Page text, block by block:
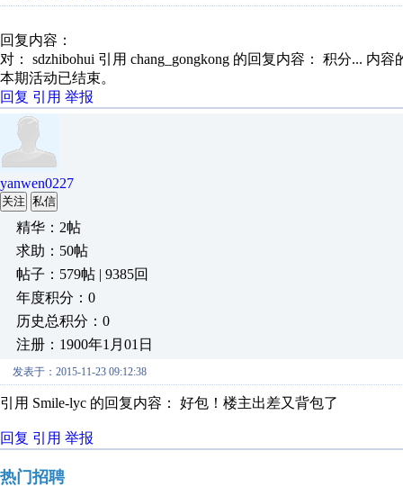
回复内容：
对： sdzhibohui 引用 chang_gongkong 的回复内容： 积分... 内容
本期活动已结束。
回复 引用 举报
yanwen0227
关注 私信
精华：2帖
求助：50帖
帖子：579帖 | 9385回
年度积分：0
历史总积分：0
注册：1900年1月01日
发表于：2015-11-23 09:12:38
引用 Smile-lyc 的回复内容： 好包！楼主出差又背包了
回复 引用 举报
热门招聘